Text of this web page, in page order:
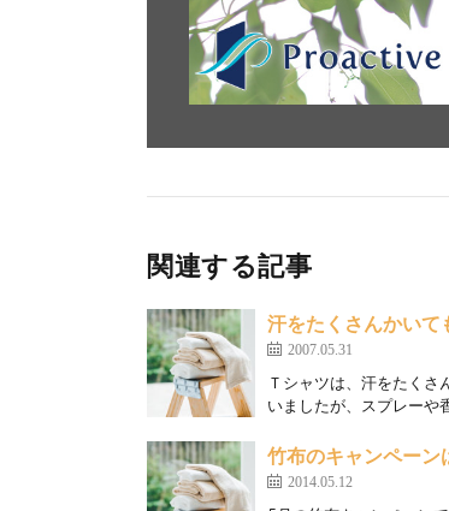
関連する記事
汗をたくさんかいて
2007.05.31
Ｔシャツは、汗をたくさ
いましたが、スプレーや
竹布のキャンペーン
2014.05.12